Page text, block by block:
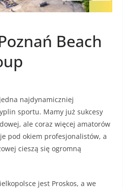
Beach
najdynamiczniej
sportu. Mamy już sukcesy
ale coraz więcej amatorów
pod okiem profesjonalistów, a
cieszą się ogromną
jest Proskos, a we